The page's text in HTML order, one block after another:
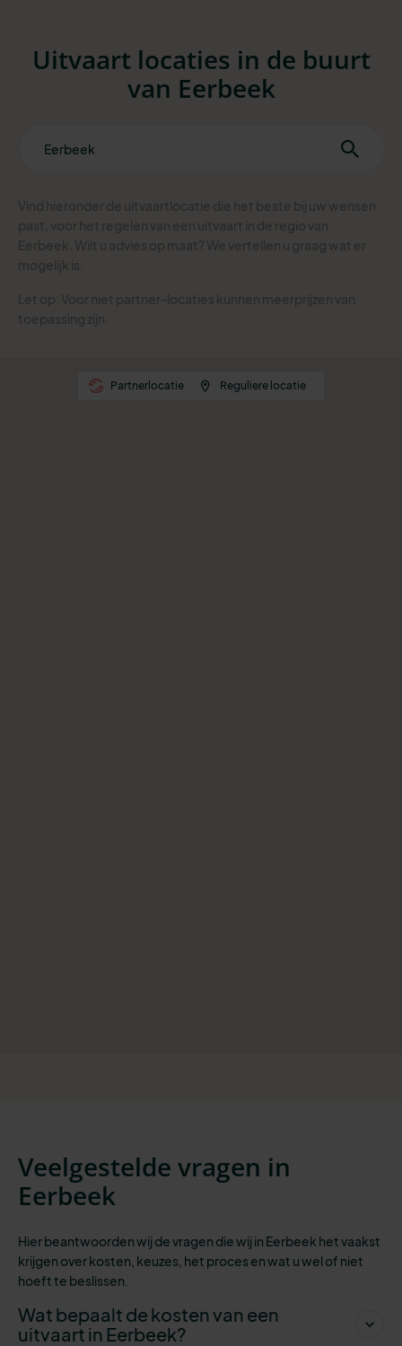
Uitvaart locaties in de buurt
van Eerbeek
Partnerlocatie Reguliere locatie
Veelgestelde vragen in
Eerbeek
Hier beantwoorden wij de vragen die wij in Eerbeek het vaakst
krijgen over kosten, keuzes, het proces en wat u wel of niet
hoeft te beslissen.
Wat bepaalt de kosten van een
uitvaart in Eerbeek?